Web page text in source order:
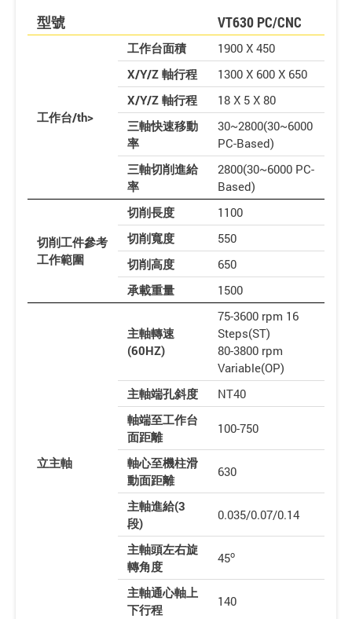
型號 VT630 PC/CNC
工作台/th>
工作台面積
1900 X 450
X/Y/Z 軸行程
1300 X 600 X 650
X/Y/Z 軸行程
18 X 5 X 80
三軸快速移動
率
30~2800(30~6000
PC-Based)
三軸切削進給
率
2800(30~6000 PC-
Based)
切削工件參考
工作範圍
切削長度
1100
切削寬度
550
切削高度
650
承載重量
1500
立主軸
主軸轉速
(60HZ)
75-3600 rpm 16
Steps(ST)
80-3800 rpm
Variable(OP)
主軸端孔斜度
NT40
軸端至工作台
面距離
100-750
軸心至機柱滑
動面距離
630
主軸進給(3
段)
0.035/0.07/0.14
主軸頭左右旋
轉角度
45o
主軸通心軸上
下行程
140